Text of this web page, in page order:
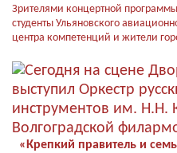
Зрителями концертной
студенты Ульяновского
центра компетенций и жители
«Крепкий правитель и